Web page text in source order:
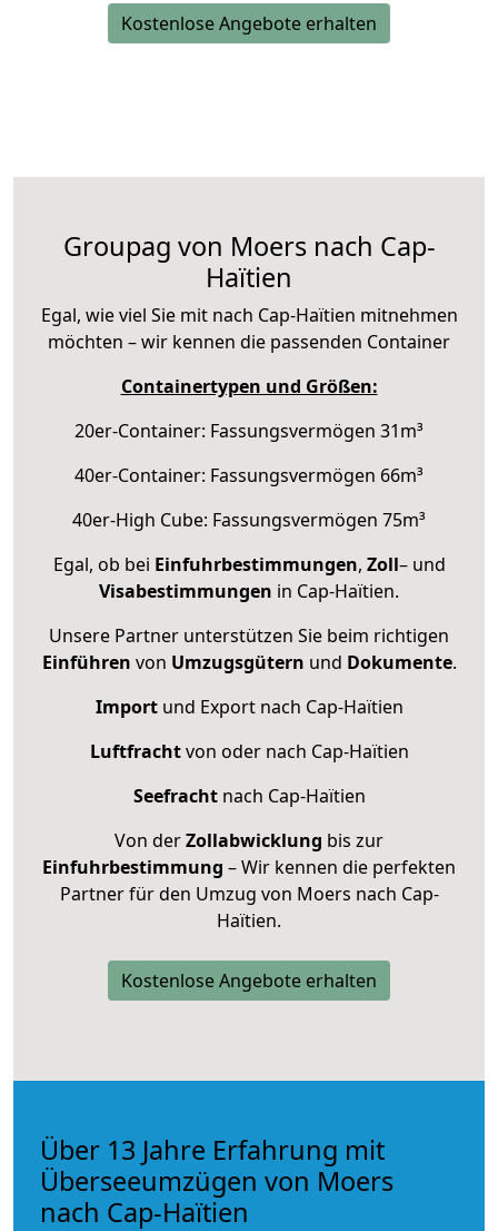
Kostenlose Angebote erhalten
Groupag von Moers nach Cap-
Haïtien
Egal, wie viel Sie mit nach Cap-Haïtien mitnehmen
möchten – wir kennen die passenden Container
Containertypen und Größen:
20er-Container: Fassungsvermögen 31m³
40er-Container: Fassungsvermögen 66m³
40er-High Cube: Fassungsvermögen 75m³
Egal, ob bei Einfuhrbestimmungen, Zoll– und
Visabestimmungen in Cap-Haïtien.
Unsere Partner unterstützen Sie beim richtigen
Einführen von Umzugsgütern und Dokumente.
Importund Export nach Cap-Haïtien
Luftfrachtvon oder nach Cap-Haïtien
Seefrachtnach Cap-Haïtien
Von derZollabwicklung bis zur
Einfuhrbestimmung – Wir kennen die perfekten
Partner für den Umzug von Moers nach Cap-
Haïtien.
Kostenlose Angebote erhalten
Über 13 Jahre Erfahrung mit
Überseeumzügen von Moers
nach Cap-Haïtien